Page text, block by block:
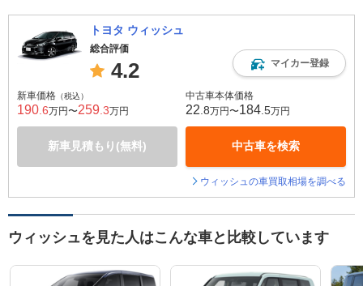
トヨタ ウィッシュ
総合評価
4.2 マイカー登録
新車価格 （税込）
190 .6万円〜259 .3万円
新車見積もり(無料)
中古車本体価格
22 .8万円〜184 .5万円
中古車を検索
ウィッシュの車買取相場を調べる
ウィッシュを見た人はこんな車と比較しています